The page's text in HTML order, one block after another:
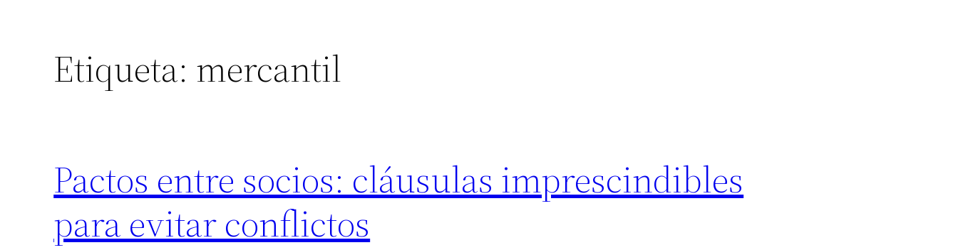
Etiqueta: mercantil
Pactos entre socios: cláusulas imprescindibles
para evitar conflictos